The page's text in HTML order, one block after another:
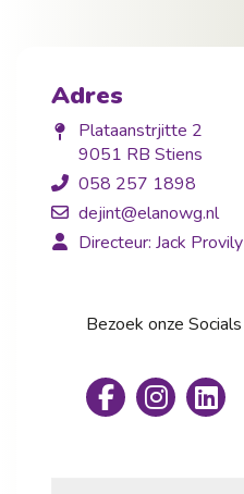
Adres
Plataanstrjitte 2
9051 RB Stiens
058 257 1898
dejint@elanowg.nl
Directeur: Jack Provily
Bezoek onze Socials